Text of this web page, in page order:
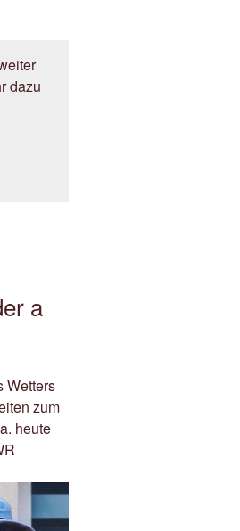
dazu
a
Wetters
zum
heute